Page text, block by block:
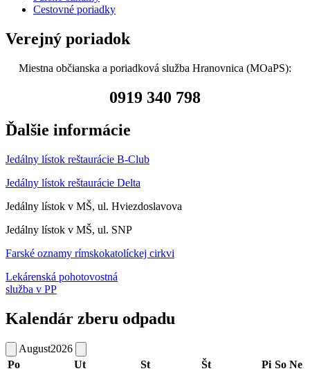
Cestovné poriadky
Verejný poriadok
Miestna občianska a poriadková služba Hranovnica (MOaPS):
0919 340 798
Ďalšie informácie
Jedálny lístok reštaurácie B-Club
Jedálny lístok reštaurácie Delta
Jedálny lístok v MŠ, ul. Hviezdoslavova
Jedálny lístok v MŠ, ul. SNP
Farské oznamy rímskokatolíckej cirkvi
Lekárenská pohotovostná
služba v PP
Kalendár zberu odpadu
August2026
Po
Ut St Št Pi So Ne